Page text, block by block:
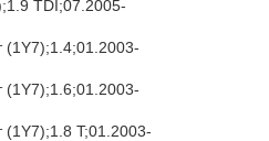
TDI;07.2005-
(1Y7);1.4;01.2003-
(1Y7);1.6;01.2003-
(1Y7);1.8 T;01.2003-